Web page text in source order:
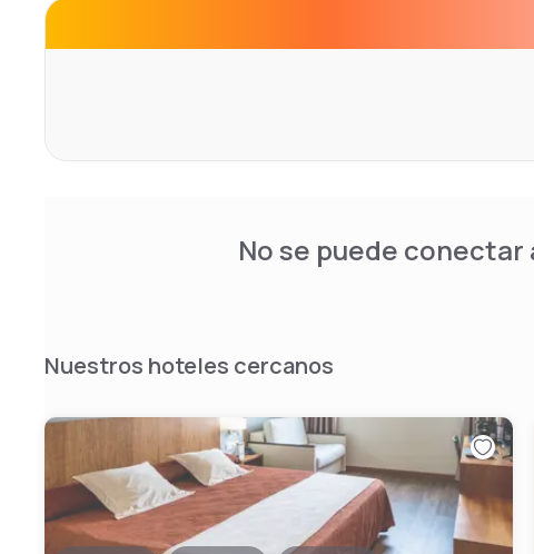
mediterráneas, un amplio vestíbulo con sala de TV, un
No se puede
Nuestros hoteles cercanos